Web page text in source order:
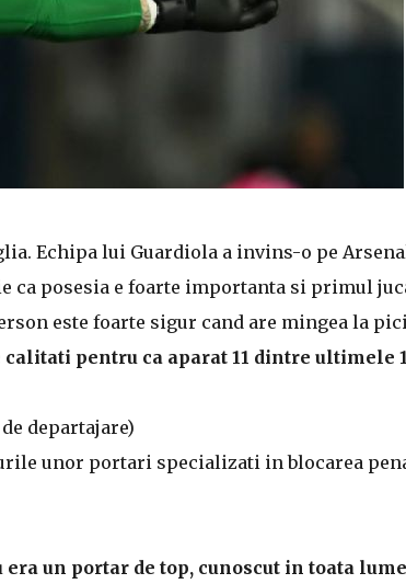
Echipa lui Guardiola a invins-o pe
ca posesia e foarte importanta si primul
este foarte sigur cand are mingea la
pentru ca aparat 11 dintre ultimele
departajare)
unor portari specializati in blocarea
un portar de top, cunoscut in toata